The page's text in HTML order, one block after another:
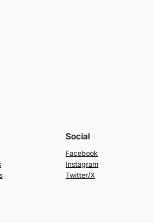
Social
Facebook
Instagram
Twitter/X